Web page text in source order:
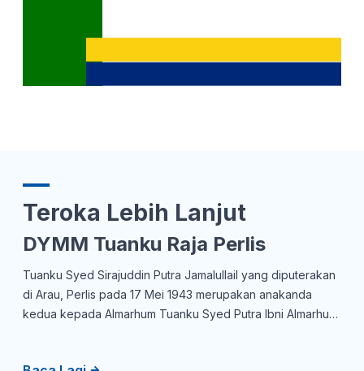
Teroka Lebih Lanjut
DYMM Tuanku Raja Perlis
Tuanku Syed Sirajuddin Putra Jamalullail yang diputerakan
di Arau, Perlis pada 17 Mei 1943 merupakan anakanda
kedua kepada Almarhum Tuanku Syed Putra Ibni Almarhum